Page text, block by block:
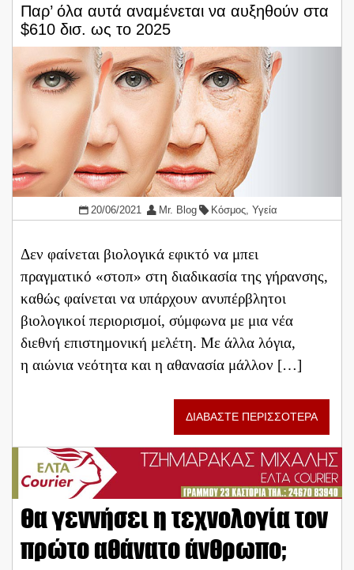
Παρ’ όλα αυτά αναμένεται να αυξηθούν στα
$610 δισ. ως το 2025
20/06/2021 Mr. Blog Κόσμος, Υγεία
Δεν φαίνεται βιολογικά εφικτό να μπει
πραγματικό «στοπ» στη διαδικασία της γήρανσης,
καθώς φαίνεται να υπάρχουν ανυπέρβλητοι
βιολογικοί περιορισμοί, σύμφωνα με μια νέα
διεθνή επιστημονική μελέτη. Με άλλα λόγια,
η αιώνια νεότητα και η αθανασία μάλλον […]
ΔΙΑΒΑΣΤΕ ΠΕΡΙΣΣΟΤΕΡΑ
Θα γεννήσει η τεχνολογία τον
πρώτο αθάνατο άνθρωπο;